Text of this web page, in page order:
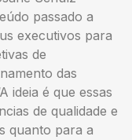
passado a
executivos para
de
das
ideia é que essas
de qualidade e
quanto para a